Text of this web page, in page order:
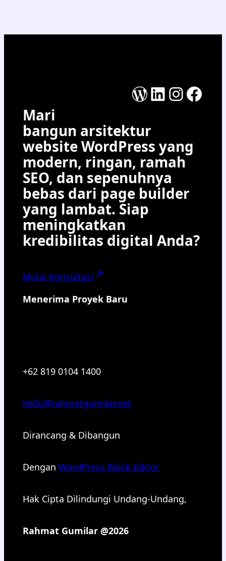
WordPress
LinkedIn
Mari
bangun arsitektur
website WordPress yang
modern, ringan, ramah
SEO, dan sepenuhnya
bebas dari page builder
yang lambat. Siap
meningkatkan
kredibilitas digital Anda?
Mulai Konsultasi
Menerima Proyek Baru
+62 819 0104 1400
hello@rahmatgumilar.net
Dirancang & Dibangun
DenganWordPress Block Editor
Hak Cipta Dilindungi Undang-Undang,
Rahmat Gumilar @2026